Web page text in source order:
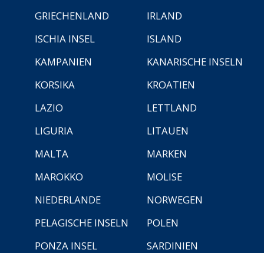
GRIECHENLAND
IRLAND
ISCHIA INSEL
ISLAND
KAMPANIEN
KANARISCHE INSELN
KORSIKA
KROATIEN
LAZIO
LETTLAND
LIGURIA
LITAUEN
MALTA
MARKEN
MAROKKO
MOLISE
NIEDERLANDE
NORWEGEN
PELAGISCHE INSELN
POLEN
PONZA INSEL
SARDINIEN